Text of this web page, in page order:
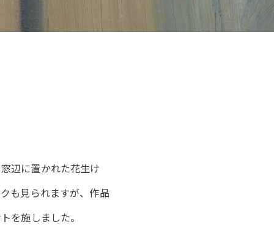
辺に置かれた花生け
も見られますが、作品
を施しました。